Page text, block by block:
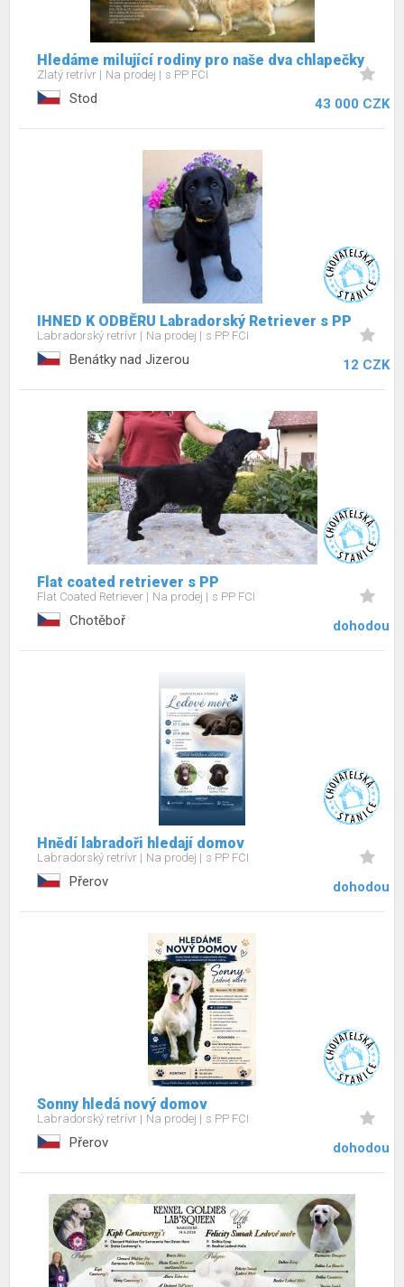
Hledáme milující rodiny pro naše dva chlapečky
Zlatý retrívr Na prodej s PP FCI
Stod 43 000 CZK
IHNED K ODBĚRU Labradorský Retriever s PP
Labradorský retrívr Na prodej s PP FCI
Benátky nad Jizerou 12 CZK
Flat coated retriever s PP
Flat Coated Retriever Na prodej s PP FCI
Chotěboř dohodou
Hnědí labradoři hledají domov
Labradorský retrívr Na prodej s PP FCI
Přerov dohodou
Sonny hledá nový domov
Labradorský retrívr Na prodej s PP FCI
Přerov dohodou